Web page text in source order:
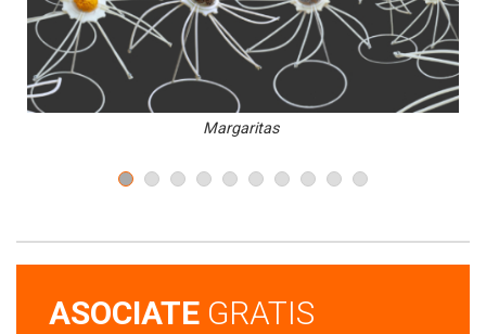
Margaritas
ASOCIATE GRATIS